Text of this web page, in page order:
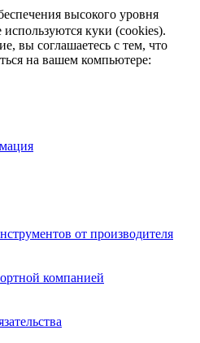
высокого уровня
куки (cookies).
вы соглашаетесь с тем, что
на вашем компьютере:
от производителя
компанией